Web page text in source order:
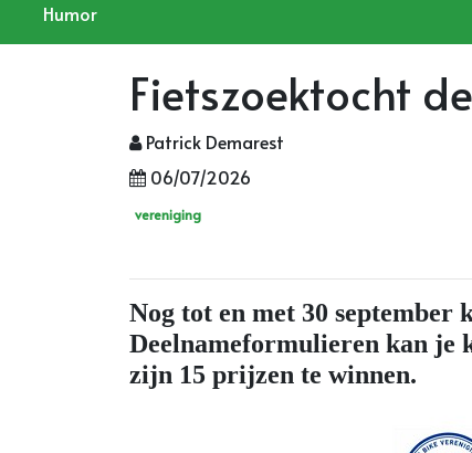
Humor
Fietszoektocht
Patrick Demarest
06/07/2026
vereniging
Nog tot en met 30 september
Deelnameformulieren kan je
zijn 15 prijzen te winnen.